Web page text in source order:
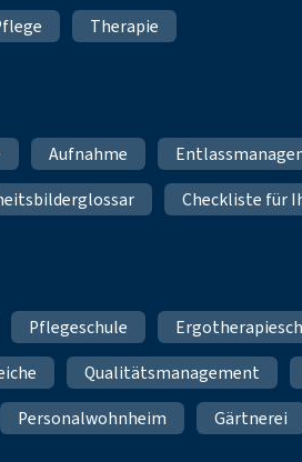
Therapie
Aufnahme
Checkliste für
Pflegeschule
Qualitätsmanagement
Personalwohnheim Gärtnerei